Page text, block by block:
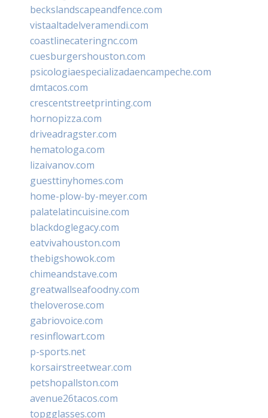
beckslandscapeandfence.com
vistaaltadelveramendi.com
coastlinecateringnc.com
cuesburgershouston.com
psicologiaespecializadaencampeche.com
dmtacos.com
crescentstreetprinting.com
hornopizza.com
driveadragster.com
hematologa.com
lizaivanov.com
guesttinyhomes.com
home-plow-by-meyer.com
palatelatincuisine.com
blackdoglegacy.com
eatvivahouston.com
thebigshowok.com
chimeandstave.com
greatwallseafoodny.com
theloverose.com
gabriovoice.com
resinflowart.com
p-sports.net
korsairstreetwear.com
petshopallston.com
avenue26tacos.com
topgglasses.com